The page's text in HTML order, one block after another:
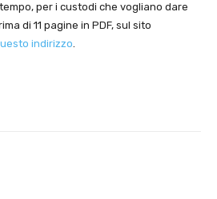
per i custodi che vogliano dare
di 11 pagine in PDF, sul sito
indirizzo.